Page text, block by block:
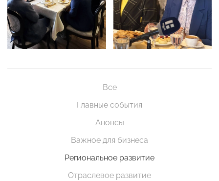
Все
Главные события
Анонсы
Важное для бизнеса
Региональное развитие
Отраслевое развитие